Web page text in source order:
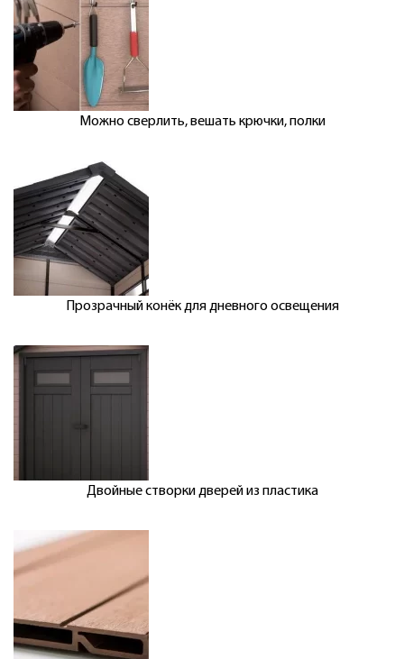
Можно сверлить, вешать крючки, полки
Прозрачный конёк для дневного освещения
Двойные створки дверей из пластика